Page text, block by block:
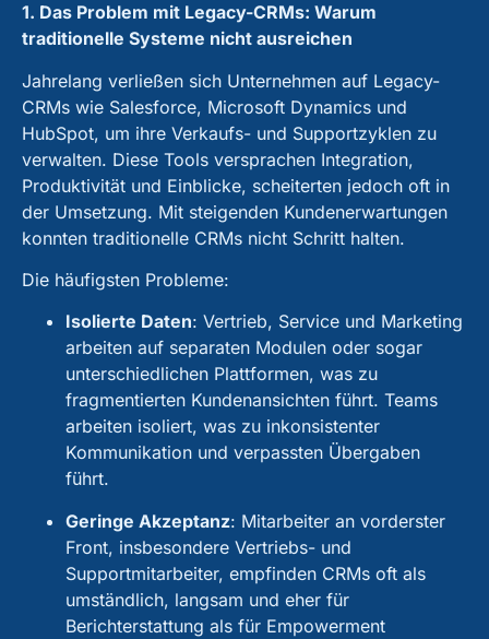
1. Das Problem mit Legacy-CRMs: Warum
traditionelle Systeme nicht ausreichen
Jahrelang verließen sich Unternehmen auf Legacy-
CRMs wie Salesforce, Microsoft Dynamics und
HubSpot, um ihre Verkaufs- und Supportzyklen zu
verwalten. Diese Tools versprachen Integration,
Produktivität und Einblicke, scheiterten jedoch oft in
der Umsetzung. Mit steigenden Kundenerwartungen
konnten traditionelle CRMs nicht Schritt halten.
Die häufigsten Probleme:
Isolierte Daten: Vertrieb, Service und Marketing
arbeiten auf separaten Modulen oder sogar
unterschiedlichen Plattformen, was zu
fragmentierten Kundenansichten führt. Teams
arbeiten isoliert, was zu inkonsistenter
Kommunikation und verpassten Übergaben
führt.
Geringe Akzeptanz: Mitarbeiter an vorderster
Front, insbesondere Vertriebs- und
Supportmitarbeiter, empfinden CRMs oft als
umständlich, langsam und eher für
Berichterstattung als für Empowerment